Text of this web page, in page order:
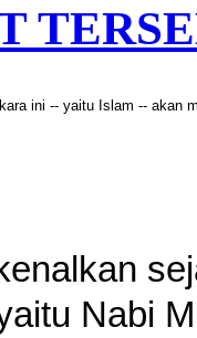
ini -- yaitu Islam -- akan
Nabi